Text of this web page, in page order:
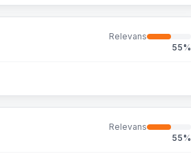
Relevans
55%
Relevans
55%